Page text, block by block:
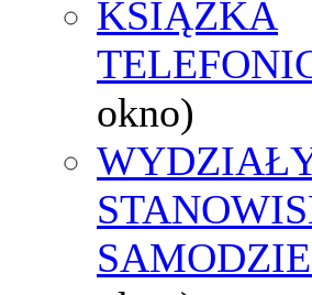
KSIĄŻKA
okno)